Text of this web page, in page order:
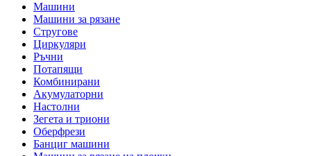
Машини
Машини за рязане
Стругове
Циркуляри
Ръчни
Потапящи
Комбинирани
Акумулаторни
Настолни
Зегета и триони
Оберфрези
Банциг машини